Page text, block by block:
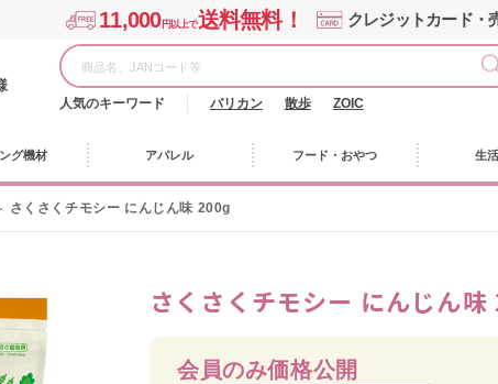
11,000円以上で送料無料！ クレジットカード・
人気のキーワード バリカン 散歩 ZOIC
グ機材 アパレル フード・おやつ 生
さくさくチモシー にんじん味 200g
さくさくチモシー にんじん
会員のみ価格公開